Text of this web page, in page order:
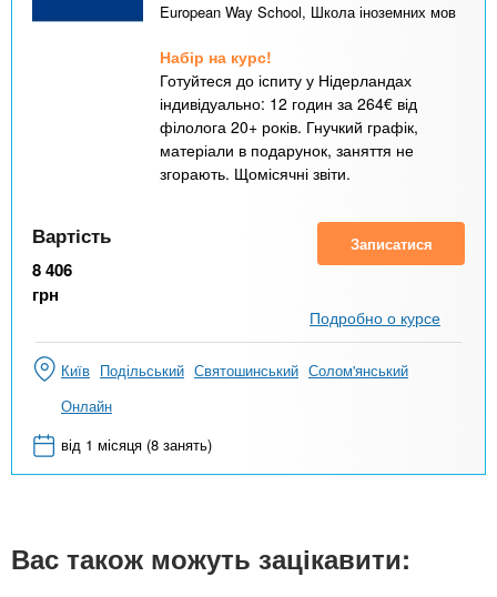
European Way School, Школа іноземних мов
Набір на курс!
Готуйтеся до іспиту у Нідерландах
індивідуально: 12 годин за 264€ від
філолога 20+ років. Гнучкий графік,
матеріали в подарунок, заняття не
згорають. Щомісячні звіти.
Вартість
8 406
грн
Записатися
Подробно о курсе
Київ Подільський Святошинський Солом'янський
Онлайн
від 1 місяця (8 занять)
Вас також можуть зацікавити: